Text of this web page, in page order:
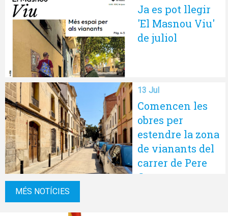
emocional
Ja es pot llegir
'El Masnou Viu'
de juliol
13 Jul
Comencen les
obres per
estendre la zona
de vianants del
carrer de Pere
Grau
MÉS NOTÍCIES